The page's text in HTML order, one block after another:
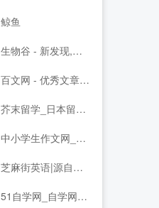
鲸鱼
生物谷 - 新发现,新技术,新产业 - 生物医药新媒体门户
百文网 - 优秀文章分享平台
芥末留学_日本留学_韩国留学_英澳留学_值得信赖的在线留学申请平台
中小学生作文网_中考高考满分作文_初中作文_高中优秀作文大全
芝麻街英语|源自美国《芝麻街》3-12岁高端少儿英语教育品牌
51自学网_自学网_软件自学网-51自学网--